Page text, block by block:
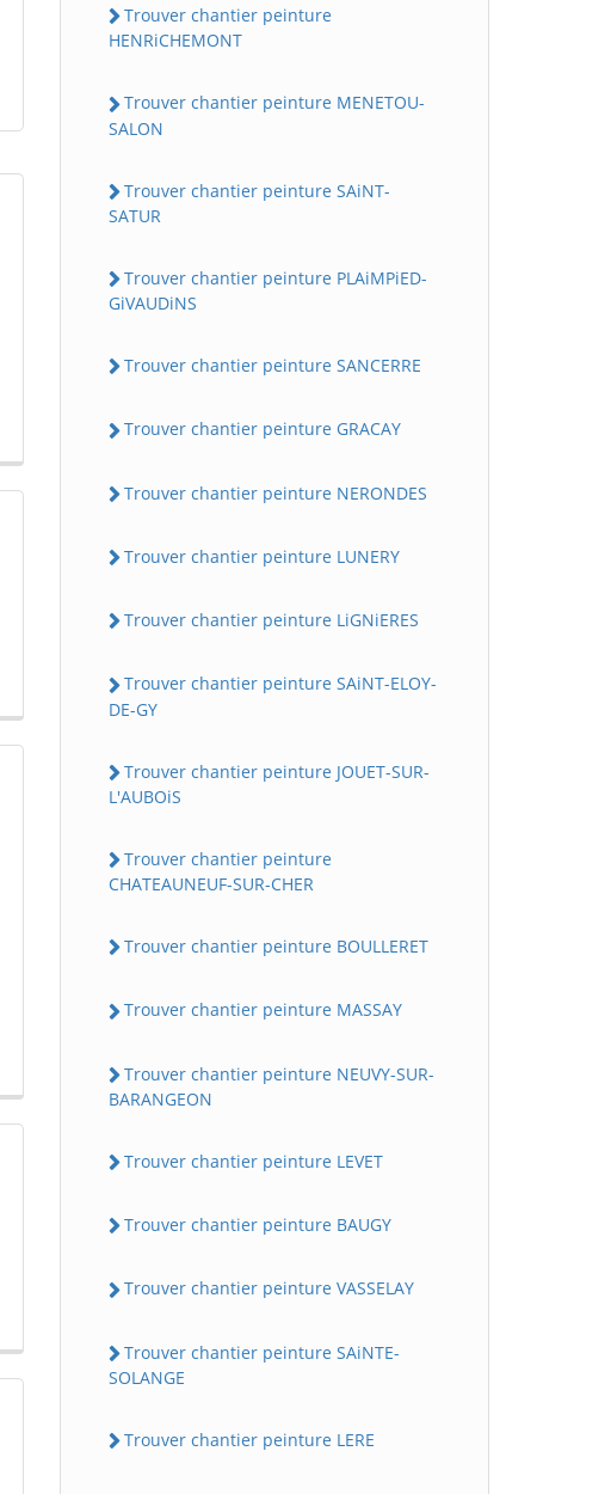
Trouver chantier peinture
HENRiCHEMONT
Trouver chantier peinture MENETOU-
SALON
Trouver chantier peinture SAiNT-
SATUR
Trouver chantier peinture PLAiMPiED-
GiVAUDiNS
Trouver chantier peinture SANCERRE
Trouver chantier peinture GRACAY
Trouver chantier peinture NERONDES
Trouver chantier peinture LUNERY
Trouver chantier peinture LiGNiERES
Trouver chantier peinture SAiNT-ELOY-
DE-GY
Trouver chantier peinture JOUET-SUR-
L'AUBOiS
Trouver chantier peinture
CHATEAUNEUF-SUR-CHER
Trouver chantier peinture BOULLERET
Trouver chantier peinture MASSAY
Trouver chantier peinture NEUVY-SUR-
BARANGEON
Trouver chantier peinture LEVET
Trouver chantier peinture BAUGY
Trouver chantier peinture VASSELAY
Trouver chantier peinture SAiNTE-
SOLANGE
Trouver chantier peinture LERE